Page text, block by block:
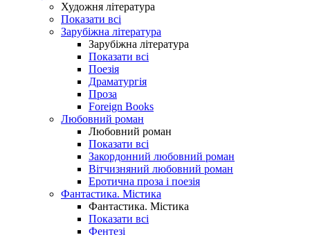
Художня література
Показати всі
Зарубіжна література
Зарубіжна література
Показати всі
Поезія
Драматургія
Проза
Foreign Books
Любовний роман
Любовний роман
Показати всі
Закордонний любовний роман
Вітчизняний любовний роман
Еротична проза і поезія
Фантастика. Містика
Фантастика. Містика
Показати всі
Фентезі